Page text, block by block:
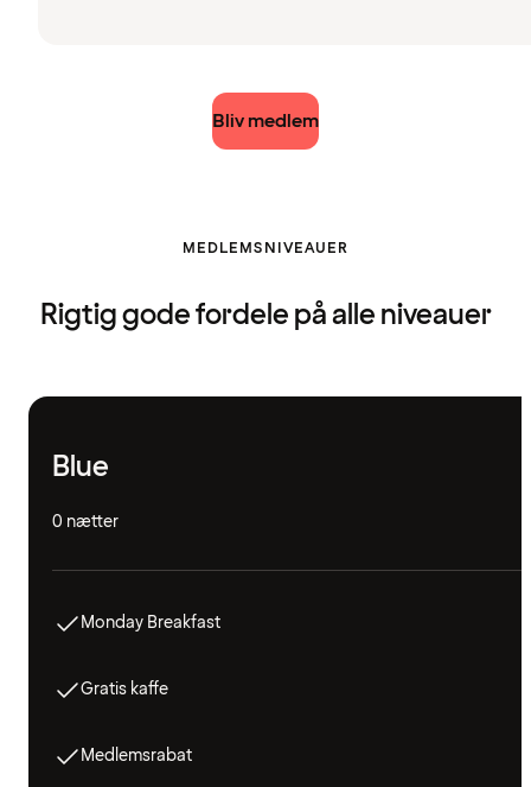
Bliv medlem
MEDLEMSNIVEAUER
Rigtig gode fordele på alle niveauer
Blue
0 nætter
Monday Breakfast
Gratis kaffe
Medlemsrabat